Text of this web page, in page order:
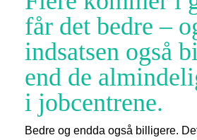
får det bedre –
indsatsen også
end de
i jobcentrene.
Bedre og endda også billigere.